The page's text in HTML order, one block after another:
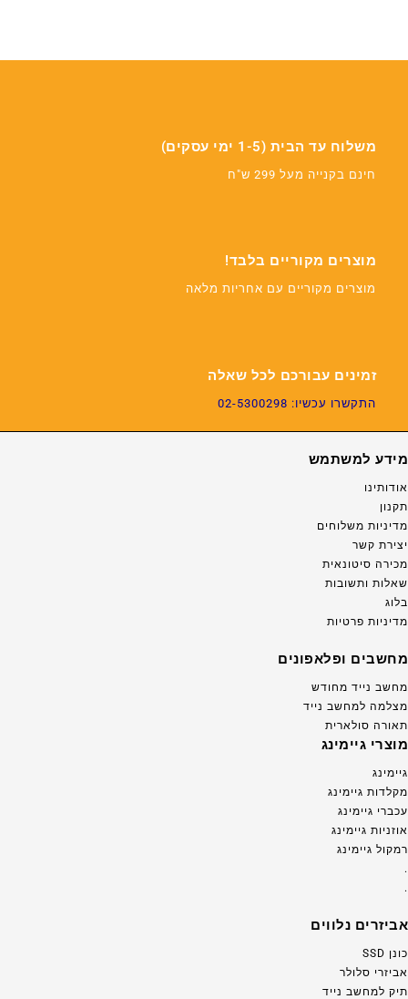
משלוח עד הבית (1-5 ימי עסקים)
חינם בקנייה מעל 299 ש"ח
מוצרים מקוריים בלבד!
מוצרים מקוריים עם אחריות מלאה
זמינים עבורכם לכל שאלה
התקשרו עכשיו: 02-5300298
מידע למשתמש
אודותינו
תקנון
מדיניות משלוחים
יצירת קשר
מכירה סיטונאית
שאלות ותשובות
בלוג
מדיניות פרטיות
מחשבים ופלאפונים
מחשב נייד מחודש
מצלמה למחשב נייד
תאורה סולארית
מוצרי גיימינג
גיימינג
מקלדות גיימינג
עכברי גיימינג
אוזניות גיימינג
רמקול גיימינג
.
.
אביזרים נלווים
כונן SSD
אביזרי סלולר
תיק למחשב נייד